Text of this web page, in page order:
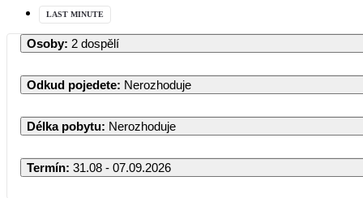
LAST MINUTE
Osoby: 2 dospělí
Odkud pojedete: Nerozhoduje
Délka pobytu: Nerozhoduje
Termín: 31.08 - 07.09.2026